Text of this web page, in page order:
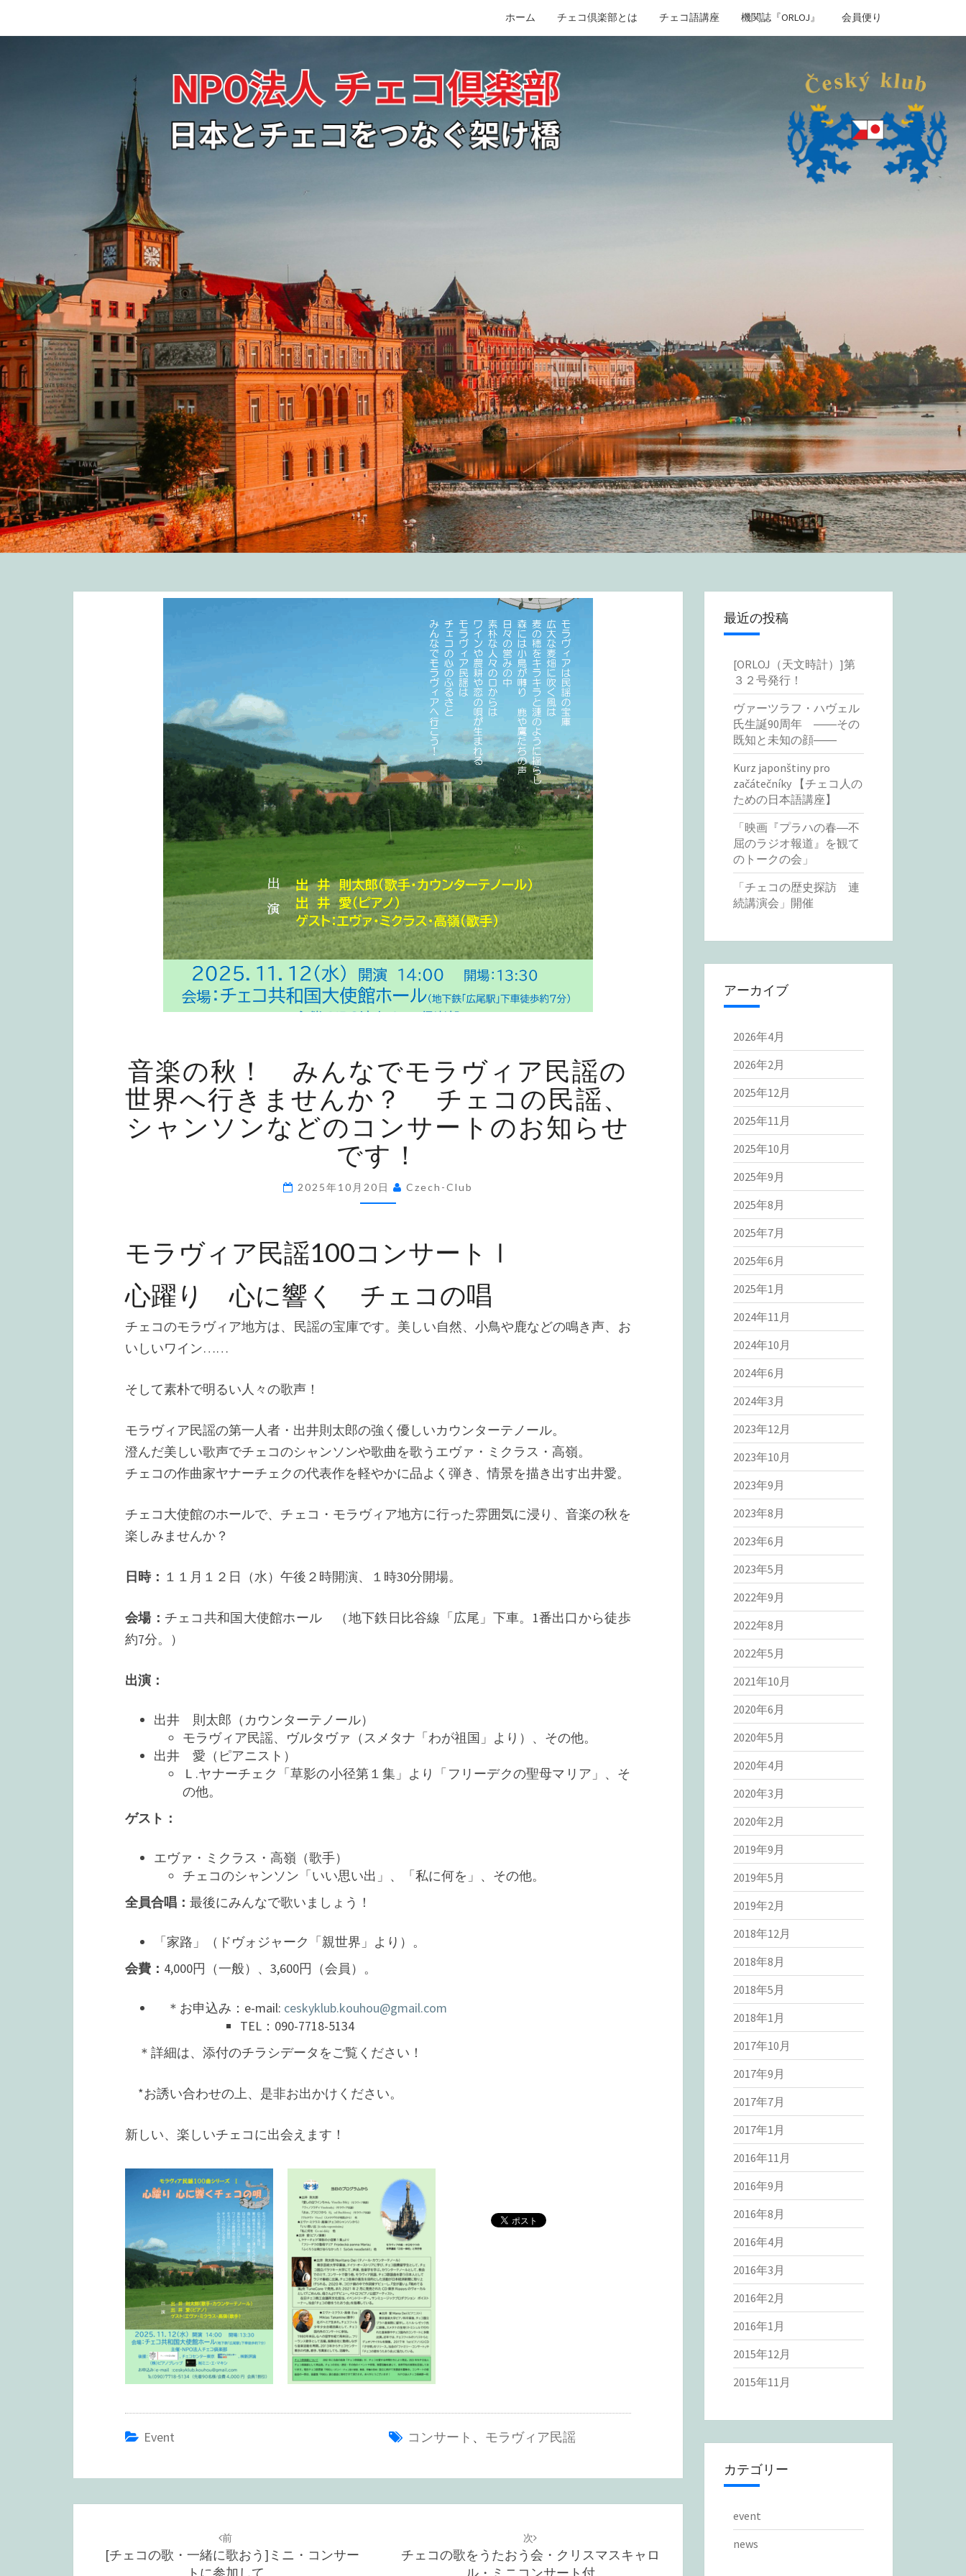
ホーム チェコ倶楽部とは チェコ語講座 機関誌『ORLOJ』 会員便り
楽
の
秋！
み
ん
な
モ
ィ
ア
民
謡
の
世
ま
せ
ん
か？
チ
の
謡、
シ
ど
コ
お
で
音楽の秋！ みんなでモラヴィア民謡の
世界へ行きませんか？ チェコの民謡、
シャンソンなどのコンサートのお知らせ
です！
2025年10月20日 Czech-Club
モラヴィア民謡100コンサートⅠ
心躍り 心に響く チェコの唱
チェコのモラヴィア地方は、民謡の宝庫です。 美しい自然、小鳥や鹿などの鳴き声、お
いしいワイン……
そして素朴で明るい人々の歌声！
モラヴィア民謡の第一人者・出井則太郎の強く優しいカウンターテノール。
澄んだ美しい歌声でチェコのシャンソンや歌曲を歌うエヴァ・ミクラス・高嶺。
チェコの作曲家ヤナーチェクの代表作を軽やかに品よく弾き、情景を描き出す出井愛。
チェコ大使館のホールで、チェコ・モラヴィア地方に行った雰囲気に浸り、音楽の秋を
楽しみませんか？
日時： １１月１２日（水）午後２時開演、１時30分開場。
会場： チェコ共和国大使館ホール （地下鉄日比谷線「広尾」下車。1番出口から徒歩
約7分。）
出演：
出井 則太郎（カウンターテノール）
モラヴィア民謡、ヴルタヴァ（スメタナ「わが祖国」より）、その他。
出井 愛（ピアニスト）
Ｌ.ヤナーチェク「草影の小径第１集」より「フリーデクの聖母マリア」、そ
の他。
ゲスト：
エヴァ・ミクラス・高嶺（歌手）
チェコのシャンソン「いい思い出」、「私に何を」、その他。
全員合唱： 最後にみんなで歌いましょう！
「家路」（ドヴォジャーク「親世界」より）。
会費： 4,000円（一般）、3,600円（会員）。
＊お申込み：e-mail: ceskyklub.kouhou@gmail.com
TEL：090-7718-5134
＊詳細は、添付のチラシデータをご覧ください！
*お誘い合わせの上、是非お出かけください。
新しい、楽しいチェコに出会えます！
Event コンサート 、 モラヴィア民謡
前
[チェコの歌・一緒に歌おう]ミニ・コンサー
次
チェコの歌をうたおう会・クリスマスキャロ
最近の投稿
[ORLOJ（天文時計）]第
３２号発行！
ヴァーツラフ・ハヴェル
氏生誕90周年 ――その
既知と未知の顔――
Kurz japonštiny pro
začátečníky 【チェコ人の
ための日本語講座】
「映画『プラハの春―不
屈のラジオ報道』を観て
のトークの会」
「チェコの歴史探訪 連
続講演会」開催
アーカイブ
2026年4月
2026年2月
2025年12月
2025年11月
2025年10月
2025年9月
2025年8月
2025年7月
2025年6月
2025年1月
2024年11月
2024年10月
2024年6月
2024年3月
2023年12月
2023年10月
2023年9月
2023年8月
2023年6月
2023年5月
2022年9月
2022年8月
2022年5月
2021年10月
2020年6月
2020年5月
2020年4月
2020年3月
2020年2月
2019年9月
2019年5月
2019年2月
2018年12月
2018年8月
2018年5月
2018年1月
2017年10月
2017年9月
2017年7月
2017年1月
2016年11月
2016年9月
2016年8月
2016年4月
2016年3月
2016年2月
2016年1月
2015年12月
2015年11月
カテゴリー
event
news